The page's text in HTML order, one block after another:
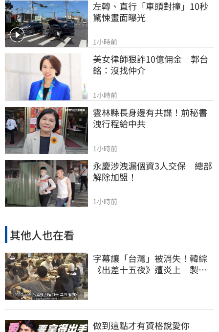
左轉、直行「車頭對撞」10秒
驚悚畫面曝光
1小時前
美女律師狠詐10億佣金　郭台
銘：沒找仲介
1小時前
雲林縣長身邊有共諜！前秘書
洩行程給中共
1小時前
永慶涉洩漏個資3人交保　總部
解除加盟！
1小時前
其他人也在看
字幕讓「台灣」被消失！韓綜
《出差十五夜》遭炎上 製作
做到這點才有資格說愛你